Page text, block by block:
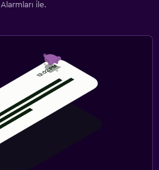
Alarmları ile.